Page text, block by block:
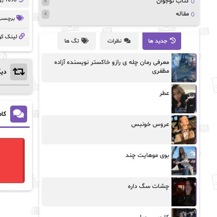
لینک
مقاله 4
جدید ها نظرات تگ ها
معرفی رمان چله ی رازو خاکستر نویسنده آزاده
مظفری
عطر
عروس خونبس
بوی موهایت چند
چشات سگ داره